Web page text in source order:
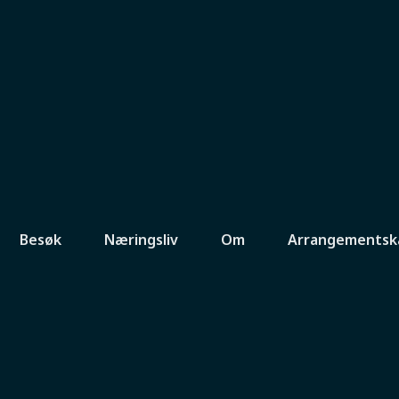
Besøk Næringsliv Om